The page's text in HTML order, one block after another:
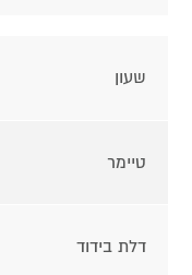
שעון
טיימר
דלת בידוד